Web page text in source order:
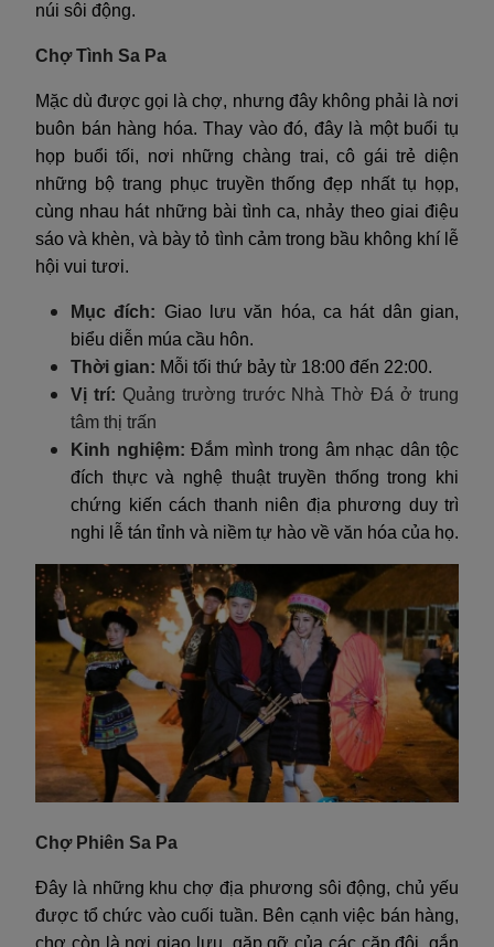
núi sôi động.
Chợ Tình Sa Pa
Mặc dù được gọi là chợ, nhưng đây không phải là nơi
buôn bán hàng hóa. Thay vào đó, đây là một buổi tụ
họp buổi tối, nơi những chàng trai, cô gái trẻ diện
những bộ trang phục truyền thống đẹp nhất tụ họp,
cùng nhau hát những bài tình ca, nhảy theo giai điệu
sáo và khèn, và bày tỏ tình cảm trong bầu không khí lễ
hội vui tươi.
Mục đích: Giao lưu văn hóa, ca hát dân gian,
biểu diễn múa cầu hôn.
Thời gian: Mỗi tối thứ bảy từ 18:00 đến 22:00.
Vị trí: Quảng trường trước Nhà Thờ Đá ở trung
tâm thị trấn
Kinh nghiệm: Đắm mình trong âm nhạc dân tộc
đích thực và nghệ thuật truyền thống trong khi
chứng kiến cách thanh niên địa phương duy trì
nghi lễ tán tỉnh và niềm tự hào về văn hóa của họ.
Chợ Phiên Sa Pa
Đây là những khu chợ địa phương sôi động, chủ yếu
được tổ chức vào cuối tuần. Bên cạnh việc bán hàng,
chợ còn là nơi giao lưu, gặp gỡ của các cặp đôi, gắn